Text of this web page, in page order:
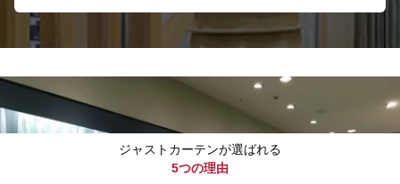
ジャストカーテンが選ばれる
5つの理由